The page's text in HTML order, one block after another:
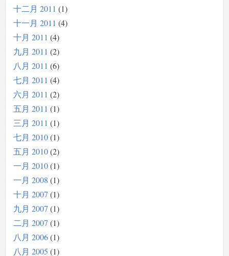
十二月 2011
1
十一月 2011 4
十月 2011 4
九月 2011 2
八月 2011 6
七月 2011 4
六月 2011 2
五月 2011
1
三月 2011
1
七月 2010 1
五月 2010 2
一月 2010 1
一月 2008 1
十月 2007 1
九月 2007 1
二月 2007 1
八月 2006 1
八月 2005 1